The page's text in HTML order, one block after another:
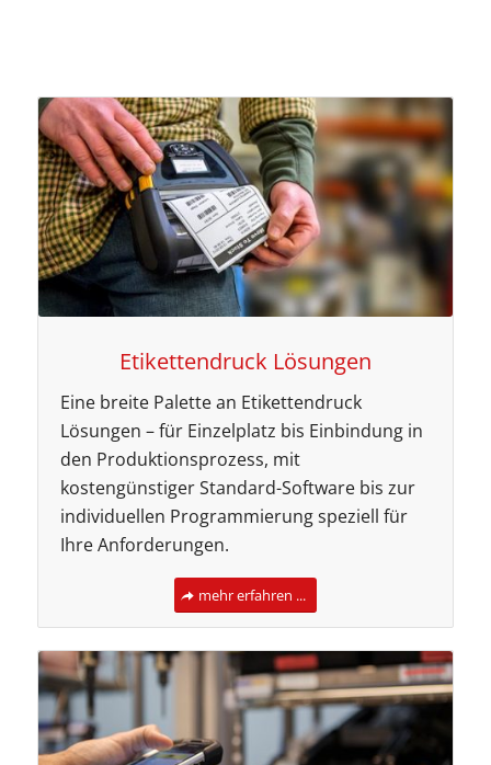
Etikettendruck Lösungen
Eine breite Palette an Etikettendruck
Lösungen – für Einzelplatz bis Einbindung in
den Produktionsprozess, mit
kostengünstiger Standard-Software bis zur
individuellen Programmierung speziell für
Ihre Anforderungen.
mehr erfahren ...